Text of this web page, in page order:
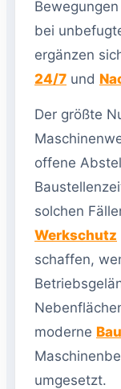
bei
ergänzen
24/7 und
Der größte
offene
solchen
Werkschutz
schaffen,
moderne
umgesetzt.